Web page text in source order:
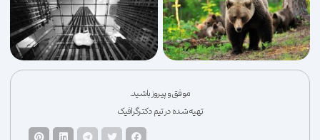
موفق و پیروز باشید.
تهیه شده در تیم دکترگرافیک